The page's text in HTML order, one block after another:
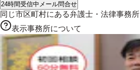
24時間受信中 メール問合せ
同じ市区町村にある弁護士・法律事務所
表示事務所について